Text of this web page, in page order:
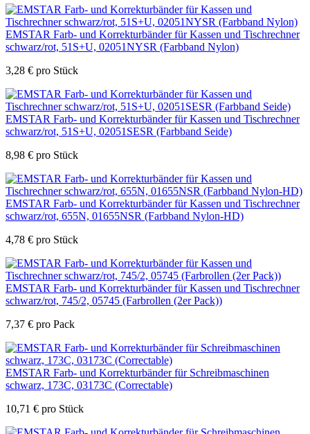
EMSTAR Farb- und Korrekturbänder für Kassen und Tischrechner
schwarz/rot, 51S+U, 02051NYSR (Farbband Nylon)
3,28 € pro Stück
EMSTAR Farb- und Korrekturbänder für Kassen und Tischrechner
schwarz/rot, 51S+U, 02051SESR (Farbband Seide)
8,98 € pro Stück
EMSTAR Farb- und Korrekturbänder für Kassen und Tischrechner
schwarz/rot, 655N, 01655NSR (Farbband Nylon-HD)
4,78 € pro Stück
EMSTAR Farb- und Korrekturbänder für Kassen und Tischrechner
schwarz/rot, 745/2, 05745 (Farbrollen (2er Pack))
7,37 € pro Pack
EMSTAR Farb- und Korrekturbänder für Schreibmaschinen
schwarz, 173C, 03173C (Correctable)
10,71 € pro Stück